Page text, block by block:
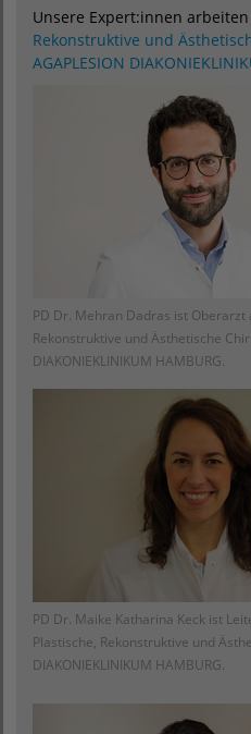
Unsere Expert:innen
Rekonstruktive und
AGAPLESION
PD Dr. Mehran Dadras ist Oberarzt
Rekonstruktive und Ästhetische
DIAKONIEKLINIKUM HAMBURG.
PD Dr. Maike Katharina Keck ist
Plastische, Rekonstruktive und
DIAKONIEKLINIKUM HAMBURG.